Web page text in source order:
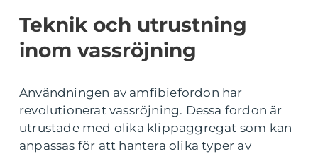
Teknik och utrustning
inom vassröjning
Användningen av amfibiefordon har
revolutionerat vassröjning. Dessa fordon är
utrustade med olika klippaggregat som kan
anpassas för att hantera olika typer av